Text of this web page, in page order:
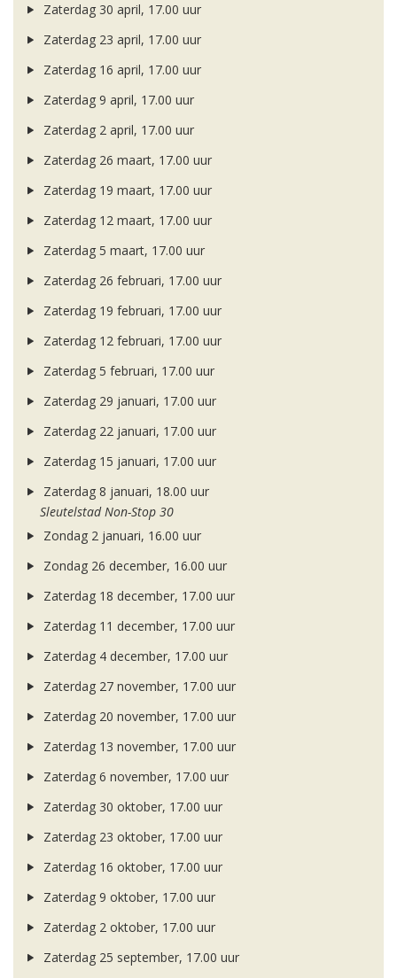
Zaterdag 30 april, 17.00 uur
Zaterdag 23 april, 17.00 uur
Zaterdag 16 april, 17.00 uur
Zaterdag 9 april, 17.00 uur
Zaterdag 2 april, 17.00 uur
Zaterdag 26 maart, 17.00 uur
Zaterdag 19 maart, 17.00 uur
Zaterdag 12 maart, 17.00 uur
Zaterdag 5 maart, 17.00 uur
Zaterdag 26 februari, 17.00 uur
Zaterdag 19 februari, 17.00 uur
Zaterdag 12 februari, 17.00 uur
Zaterdag 5 februari, 17.00 uur
Zaterdag 29 januari, 17.00 uur
Zaterdag 22 januari, 17.00 uur
Zaterdag 15 januari, 17.00 uur
Zaterdag 8 januari, 18.00 uur
Sleutelstad Non-Stop 30
Zondag 2 januari, 16.00 uur
Zondag 26 december, 16.00 uur
Zaterdag 18 december, 17.00 uur
Zaterdag 11 december, 17.00 uur
Zaterdag 4 december, 17.00 uur
Zaterdag 27 november, 17.00 uur
Zaterdag 20 november, 17.00 uur
Zaterdag 13 november, 17.00 uur
Zaterdag 6 november, 17.00 uur
Zaterdag 30 oktober, 17.00 uur
Zaterdag 23 oktober, 17.00 uur
Zaterdag 16 oktober, 17.00 uur
Zaterdag 9 oktober, 17.00 uur
Zaterdag 2 oktober, 17.00 uur
Zaterdag 25 september, 17.00 uur